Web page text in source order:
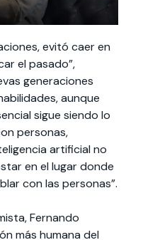
evitó caer en
el pasado”,
generaciones
aunque
sigue siendo lo
personas,
artificial no
en el lugar donde
con las personas”.
Fernando
más humana del